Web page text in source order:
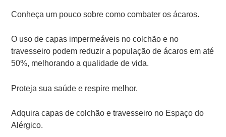
Conheça um pouco sobre como combater os ácaros.
O uso de capas impermeáveis no colchão e no
travesseiro podem reduzir a população de ácaros em até
50%, melhorando a qualidade de vida.
Proteja sua saúde e respire melhor.
Adquira capas de colchão e travesseiro no Espaço do
Alérgico.